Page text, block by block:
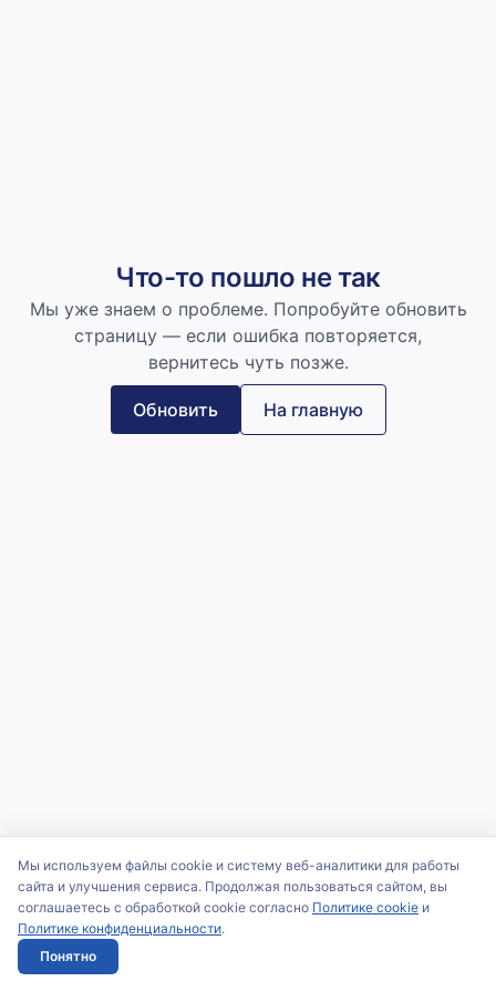
Что-то пошло не так
Мы уже знаем о проблеме. Попробуйте обновить
страницу — если ошибка повторяется,
вернитесь чуть позже.
Обновить На главную
Мы используем файлы cookie и систему веб-аналитики для работы
сайта и улучшения сервиса. Продолжая пользоваться сайтом, вы
соглашаетесь с обработкой cookie согласно Политике cookie и
Политике конфиденциальности.
Понятно